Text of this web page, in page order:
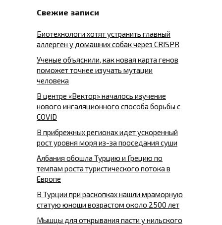
Свежие записи
Биотехнологи хотят устранить главный
аллерген у домашних собак через CRISPR
Ученые объяснили, как новая карта генов
поможет точнее изучать мутации
человека
В центре «Вектор» началось изучение
нового ингаляционного способа борьбы с
COVID
В прибрежных регионах идет ускоренный
рост уровня моря из-за проседания суши
Албания обошла Турцию и Грецию по
темпам роста туристического потока в
Европе
В Турции при раскопках нашли мраморную
статую юноши возрастом около 2500 лет
Мышцы для открывания пасти у нильского